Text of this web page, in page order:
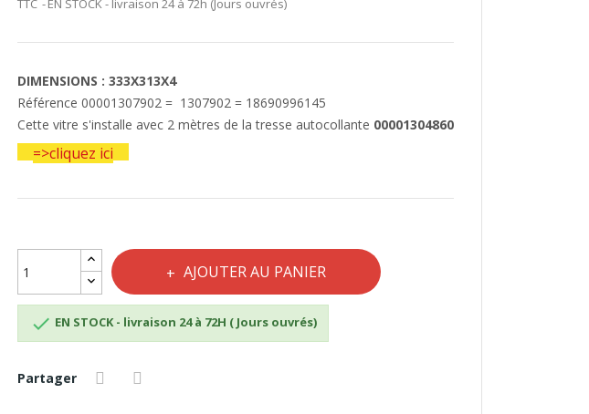
TTC EN STOCK - livraison 24 à 72h (Jours ouvrés)
DIMENSIONS : 333X313X4
Référence 00001307902 = 1307902 = 18690996145
Cette vitre s'installe avec 2 mètres de la tresse autocollante 00001304860
=>cliquez ici
AJOUTER AU PANIER
 EN STOCK - livraison 24 à 72H ( Jours ouvrés)
Partager